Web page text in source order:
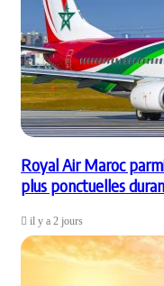
Royal Air Maroc
plus ponctuelles
il y a 2 jours